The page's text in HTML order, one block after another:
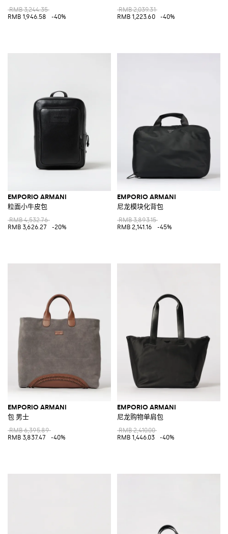
RMB 3,244.35
RMB 1,946.58
-40%
RMB 2,039.31
RMB 1,223.60
-40%
EMPORIO ARMANI
粒面小牛皮包
RMB 4,532.76
RMB 3,626.27
-20%
EMPORIO ARMANI
尼龙模块化背包
RMB 3,893.15
RMB 2,141.16
-45%
EMPORIO ARMANI
包 男士
RMB 6,395.89
RMB 3,837.47
-40%
EMPORIO ARMANI
尼龙购物单肩包
RMB 2,410.00
RMB 1,446.03
-40%